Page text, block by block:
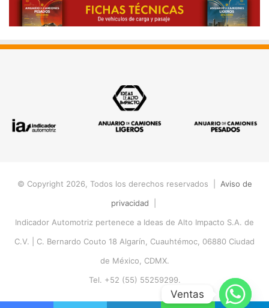
© Copyright 2026, Todos los derechos reservados | Aviso de
privacidad
Indicador Automotriz pertenece a Ideas de Alto Impacto S.A. de
C.V. | C. Bernardo Couto 18 Algarín, Cuauhtémoc, 06880 Ciudad
de México, CDMX.
Tel. +52 (55) 55259299.
Ventas